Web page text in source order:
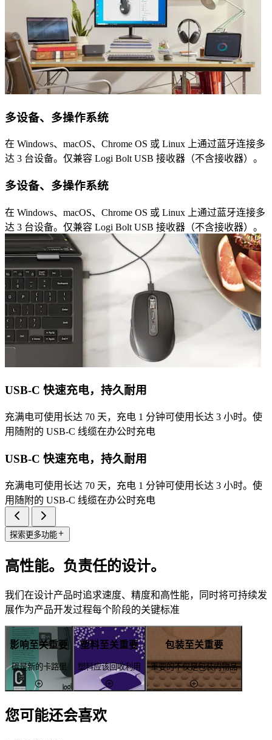
多设备、多操作系统
在 Windows、macOS、Chrome OS 或 Linux 上通过蓝牙连接多
达 3 台设备。仅兼容 Logi Bolt USB 接收器（不含接收器）。
多设备、多操作系统
在 Windows、macOS、Chrome OS 或 Linux 上通过蓝牙连接多
达 3 台设备。仅兼容 Logi Bolt USB 接收器（不含接收器）。
USB-C 快速充电，持久耐用
充满电可使用长达 70 天，充电 1 分钟可使用长达 3 小时。使
用随附的 USB-C 线缆在办公时充电
USB-C 快速充电，持久耐用
充满电可使用长达 70 天，充电 1 分钟可使用长达 3 小时。使
用随附的 USB-C 线缆在办公时充电
探索更多功能
高性能。负责任的设计。
我们在设计产品时追求速度、精度和高性能，同时将可持续发
展作为产品开发过程每个阶段的关键标准
影响至关重要
碳是新的卡路里
塑料至关重要
塑料应该回收利用
包装至关重要
重要的不仅是包装内物品
您可能还会喜欢